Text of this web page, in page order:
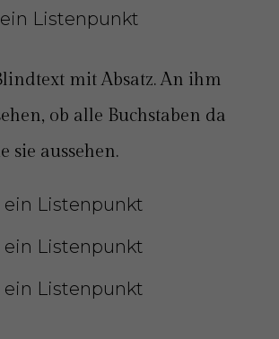
Listenpunkt
mit Absatz. An ihm
ob alle Buchstaben da
sie aussehen.
ein Listenpunkt
ein Listenpunkt
ein Listenpunkt